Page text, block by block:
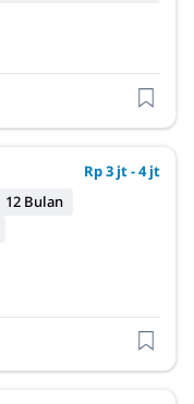
Rp 3 jt - 4 jt
12 Bulan